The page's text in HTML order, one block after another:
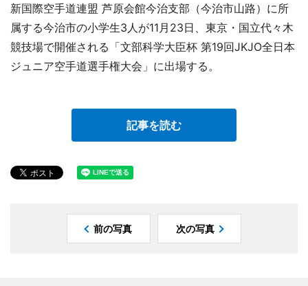
新国際空手道連盟 芦原会館今治支部（今治市山路）に所
属する今治市の小学生3人が11月23日、東京・国立代々木
競技場で開催される「文部科学大臣杯 第19回JKJO全日本
ジュニア空手道選手権大会」に出場する。
記事を読む
前の写真 次の写真